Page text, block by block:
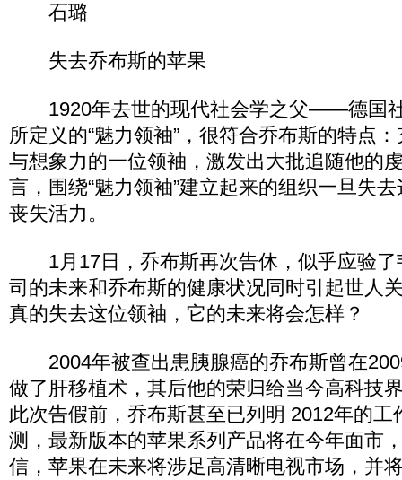
石璐
失去乔布斯的苹果
1920年去世的现代社会学之父——德国社
所定义的“魅力领袖”，很符合乔布斯的特点
与想象力的一位领袖，激发出大批追随他的
言，围绕“魅力领袖”建立起来的组织一旦失
丧失活力。
1月17日，乔布斯再次告休，似乎应验了
司的未来和乔布斯的健康状况同时引起世人
真的失去这位领袖，它的未来将会怎样？
2004年被查出患胰腺癌的乔布斯曾在
做了肝移植术，其后他的荣归给当今高科技
此次告假前，乔布斯甚至已列明 2012年的工
测，最新版本的苹果系列产品将在今年面市
信，苹果在未来将涉足高清晰电视市场，并